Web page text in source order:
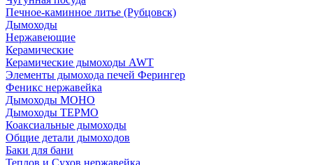
Печное-каминное литье (Рубцовск)
Дымоходы
Нержавеющие
Керамические
Керамические дымоходы AWT
Элементы дымохода печей Ферингер
Феникс нержавейка
Дымоходы МОНО
Дымоходы ТЕРМО
Коаксиальные дымоходы
Общие детали дымоходов
Баки для бани
Теплов и Сухов нержавейка